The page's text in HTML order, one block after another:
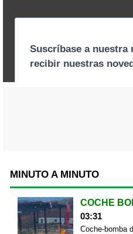
MINUTO A MINUTO
COCHE
03:31
Coche-bomba